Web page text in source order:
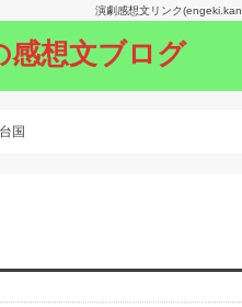
演劇感想文リンク
感想文ブログ
国